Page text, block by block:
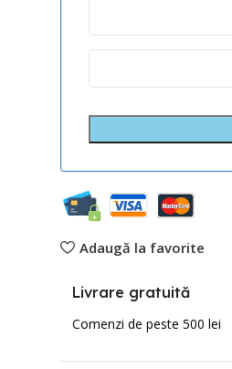
Adaugă la favorite
Livrare gratuită
Comenzi de peste 500 lei